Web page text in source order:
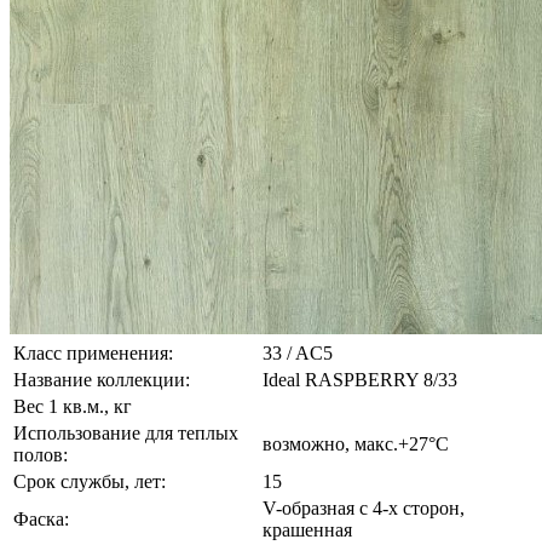
Класс применения:
33 / AC5
Название коллекции:
Ideal RASPBERRY 8/33
Вес 1 кв.м., кг
Использование для теплых
полов:
возможно, макс.+27°С
Срок службы, лет:
15
Фаска:
V-образная с 4-х сторон,
крашенная